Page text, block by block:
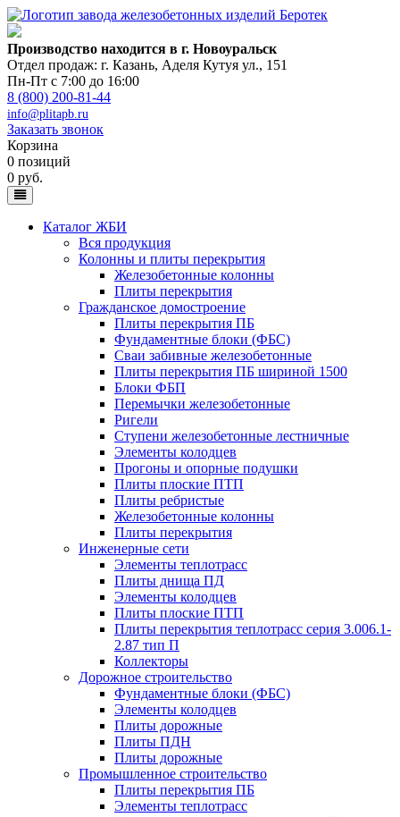
Производство находится в г. Новоуральск
Отдел продаж: г. Казань, Аделя Кутуя ул., 151
Пн-Пт с 7:00 до 16:00
8 (800) 200-81-44
info@plitapb.ru
Заказать звонок
Корзина
0 позиций
0 руб.
Каталог ЖБИ
Вся продукция
Колонны и плиты перекрытия
Железобетонные колонны
Плиты перекрытия
Гражданское домостроение
Плиты перекрытия ПБ
Фундаментные блоки (ФБС)
Сваи забивные железобетонные
Плиты перекрытия ПБ шириной 1500
Блоки ФБП
Перемычки железобетонные
Ригели
Ступени железобетонные лестничные
Элементы колодцев
Прогоны и опорные подушки
Плиты плоские ПТП
Плиты ребристые
Железобетонные колонны
Плиты перекрытия
Инженерные сети
Элементы теплотрасс
Плиты днища ПД
Элементы колодцев
Плиты плоские ПТП
Плиты перекрытия теплотрасс серия 3.006.1-
2.87 тип П
Коллекторы
Дорожное строительство
Фундаментные блоки (ФБС)
Элементы колодцев
Плиты дорожные
Плиты ПДН
Плиты дорожные
Промышленное строительство
Плиты перекрытия ПБ
Элементы теплотрасс